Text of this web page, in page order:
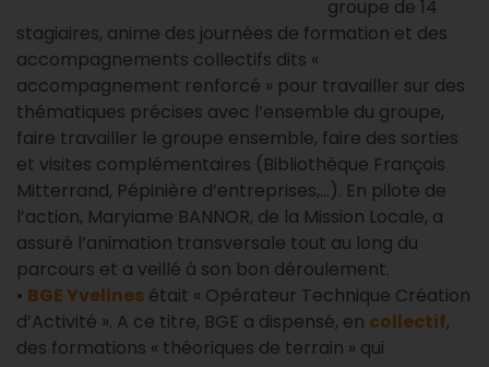
groupe de 14
stagiaires, anime des journées de formation et des
accompagnements collectifs dits «
accompagnement renforcé » pour travailler sur des
thématiques précises avec l’ensemble du groupe,
faire travailler le groupe ensemble, faire des sorties
et visites complémentaires (Bibliothèque François
Mitterrand, Pépinière d’entreprises,…). En pilote de
l’action, Maryiame BANNOR, de la Mission Locale, a
assuré l’animation transversale tout au long du
parcours et a veillé à son bon déroulement.
• BGE Yvelines était « Opérateur Technique Création
d’Activité ». A ce titre, BGE a dispensé, en collectif,
des formations « théoriques de terrain » qui